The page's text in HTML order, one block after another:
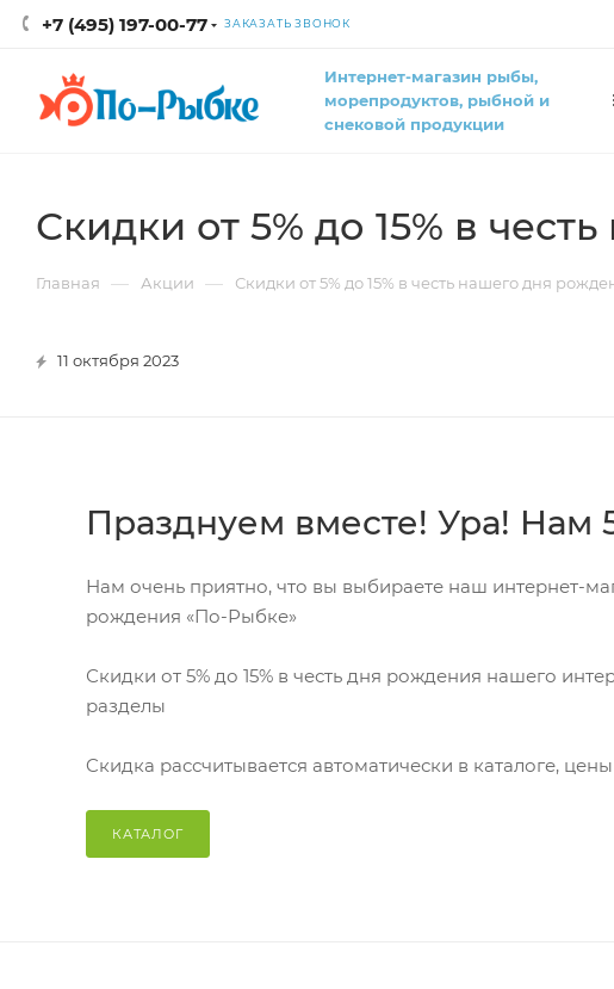
+7 (495) 197-00-77 ЗАКАЗАТЬ ЗВОНОК
Интернет-магазин рыбы,
морепродуктов, рыбной и
снековой продукции
Скидки от 5% до 15% в
Главная — Акции — Скидки от 5% до 15% в честь нашего дня
11 октября 2023
Празднуем вместе! Ура! Нам
Нам очень приятно, что вы выбираете наш интернет-
рождения «По-Рыбке»
Скидки от 5% до 15% в честь дня рождения нашего
разделы
Cкидка рассчитывается автоматически в каталоге,
КАТАЛОГ